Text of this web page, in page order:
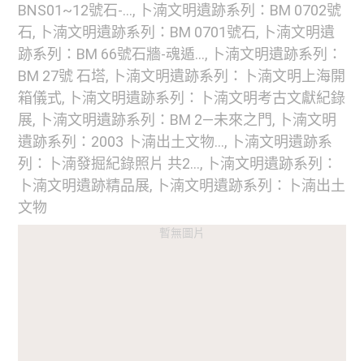
BNS01~12號石-..., 卜湳文明遺跡系列：BM 0702號
石, 卜湳文明遺跡系列：BM 0701號石, 卜湳文明遺
跡系列：BM 66號石牆-魂遁..., 卜湳文明遺跡系列：
BM 27號 石塔, 卜湳文明遺跡系列：卜湳文明上海開
箱儀式, 卜湳文明遺跡系列：卜湳文明考古文獻紀錄
展, 卜湳文明遺跡系列：BM 2—未來之門, 卜湳文明
遺跡系列：2003 卜湳出土文物..., 卜湳文明遺跡系
列：卜湳發掘紀錄照片 共2..., 卜湳文明遺跡系列：
卜湳文明遺跡精品展, 卜湳文明遺跡系列：卜湳出土
文物
暫無圖片